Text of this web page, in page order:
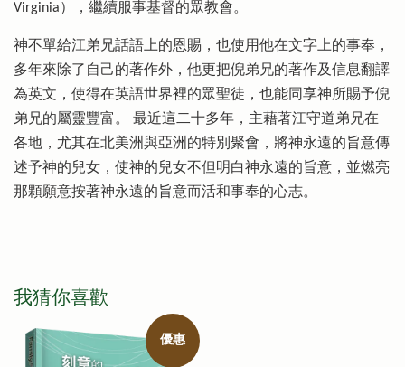
Virginia），繼續服事基督的眾教會。
神不單給江弟兄話語上的恩賜，也使用他在文字上的事奉，
多年來除了自己的著作外，他更把倪弟兄的著作及信息翻譯
為英文，使得在英語世界裡的眾聖徒，也能同享神所賜予倪
弟兄的屬靈豐富。 最近這二十多年，主藉著江守道弟兄在
各地，尤其在北美洲與亞洲的特別聚會，將神永遠的旨意傳
述予神的兒女，使神的兒女不但明白神永遠的旨意，並燃亮
那顆願意按著神永遠的旨意而活和事奉的心志。
我猜你喜歡
優惠